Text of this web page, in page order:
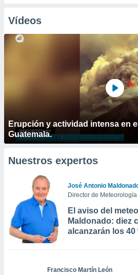
Vídeos
Erupción y actividad intensa en
Guatemala.
Nuestros expertos
José Antonio
Director de Meteorología
El aviso del
Maldonado: diez
alcanzarán los 40
Francisco Martín León